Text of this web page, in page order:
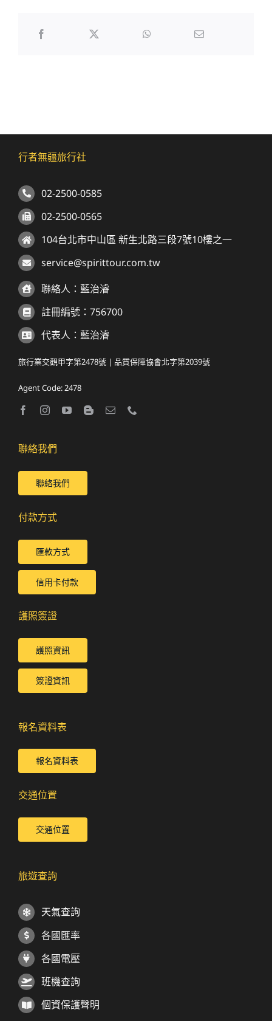
行者無疆旅行社
02-2500-0585
02-2500-0565
104台北市中山區 新生北路三段7號10樓之一
service@spirittour.com.tw
聯絡人：藍治濬
註冊編號：756700
代表人：藍治濬
旅行業交觀甲字第2478號 | 品質保障協會北字第2039號
Agent Code: 2478
聯絡我們
聯絡我們
付款方式
匯款方式
信用卡付款
護照簽證
護照資訊
簽證資訊
報名資料表
報名資料表
交通位置
交通位置
旅遊查詢
天氣查詢
各國匯率
各國電壓
班機查詢
個資保護聲明